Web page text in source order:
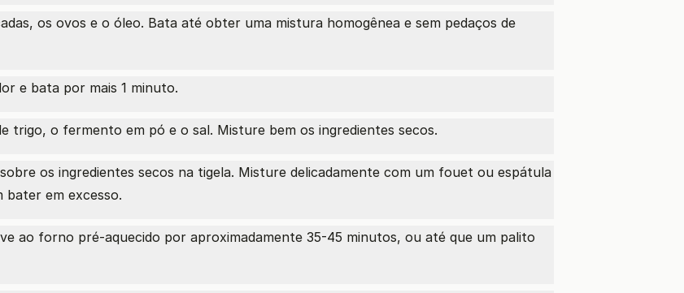
os ovos e o óleo. Bata até obter uma mistura homogênea e sem pedaços de
e bata por mais 1 minuto.
trigo, o fermento em pó e o sal. Misture bem os ingredientes secos.
os ingredientes secos na tigela. Misture delicadamente com um fouet ou espátula
bater em excesso.
ao forno pré-aquecido por aproximadamente 35-45 minutos, ou até que um palito